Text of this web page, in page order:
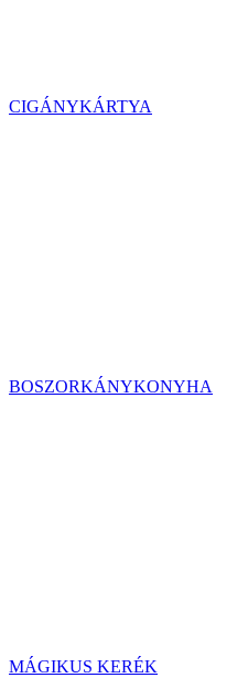
CIGÁNYKÁRTYA
BOSZORKÁNYKONYHA
MÁGIKUS KERÉK